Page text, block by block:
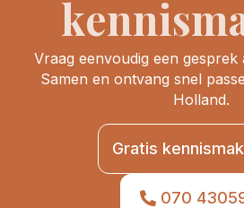
Vraag eenvoudig een
Samen en ontvang snel
Holland.
Gratis
070